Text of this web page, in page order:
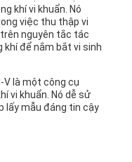
khí vi khuẩn. Nó
việc thu thập vi
nguyên tắc tác
khí để nắm bắt vi sinh
V là một công cụ
vi khuẩn. Nó dễ sử
lấy mẫu đáng tin cậy